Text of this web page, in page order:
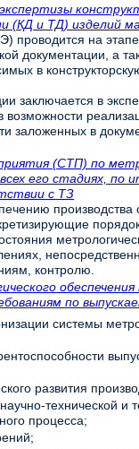
(КД и ТД) изделий
проводится на
документации, а
в
заключается в
заложенных в
(СТП) по
его стадиях, по
с ТЗ
производства
контролю.
обеспечения
по
системы
развития
технической и
процесса;